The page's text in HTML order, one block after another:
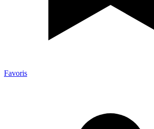
Favoris